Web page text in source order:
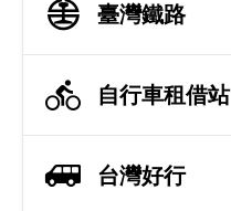
臺灣鐵路
自行車租借站
台灣好行